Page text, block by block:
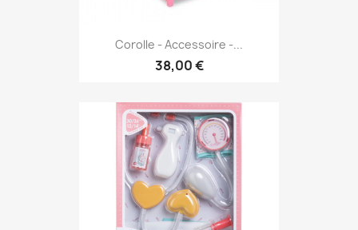
Corolle - Accessoire -...
38,00 €